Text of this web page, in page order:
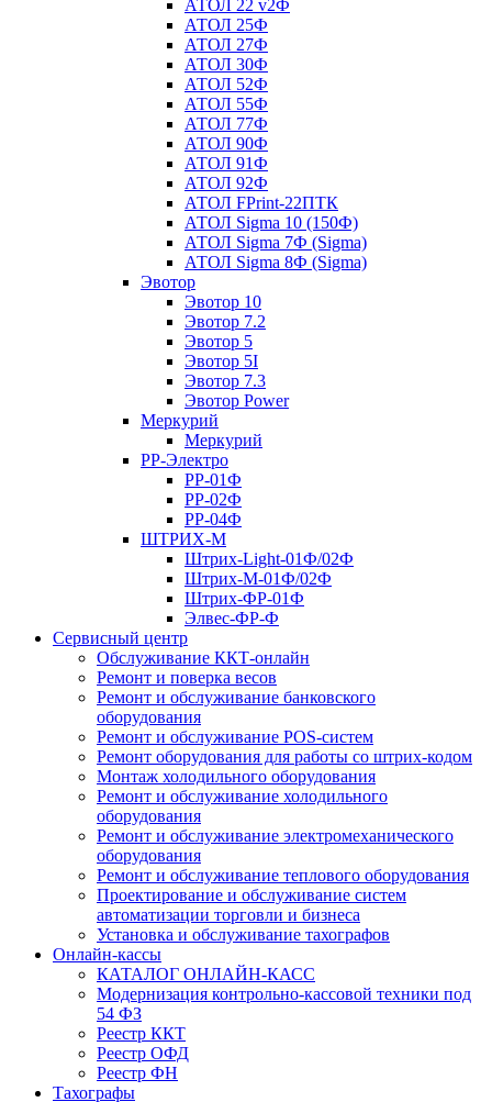
АТОЛ 22 v2Ф
АТОЛ 25Ф
АТОЛ 27Ф
АТОЛ 30Ф
АТОЛ 52Ф
АТОЛ 55Ф
АТОЛ 77Ф
АТОЛ 90Ф
АТОЛ 91Ф
АТОЛ 92Ф
АТОЛ FPrint-22ПТК
АТОЛ Sigma 10 (150Ф)
АТОЛ Sigma 7Ф (Sigma)
АТОЛ Sigma 8Ф (Sigma)
Эвотор
Эвотор 10
Эвотор 7.2
Эвотор 5
Эвотор 5I
Эвотор 7.3
Эвотор Power
Меркурий
Меркурий
РР-Электро
РР-01Ф
РР-02Ф
РР-04Ф
ШТРИХ-М
Штрих-Light-01Ф/02Ф
Штрих-М-01Ф/02Ф
Штрих-ФР-01Ф
Элвес-ФР-Ф
Сервисный центр
Обслуживание ККТ-онлайн
Ремонт и поверка весов
Ремонт и обслуживание банковского
оборудования
Ремонт и обслуживание POS-систем
Ремонт оборудования для работы со штрих-кодом
Монтаж холодильного оборудования
Ремонт и обслуживание холодильного
оборудования
Ремонт и обслуживание электромеханического
оборудования
Ремонт и обслуживание теплового оборудования
Проектирование и обслуживание систем
автоматизации торговли и бизнеса
Установка и обслуживание тахографов
Онлайн-кассы
КАТАЛОГ ОНЛАЙН-КАСС
Модернизация контрольно-кассовой техники под
54 ФЗ
Реестр ККТ
Реестр ОФД
Реестр ФН
Тахографы